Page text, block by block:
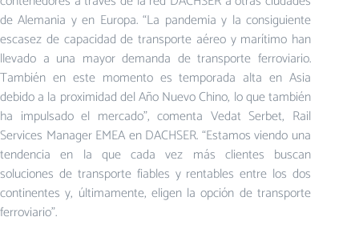
de Alemania y en Europa. “La pandemia y la consiguiente
escasez de capacidad de transporte aéreo y marítimo han
llevado a una mayor demanda de transporte ferroviario.
También en este momento es temporada alta en Asia
debido a la proximidad del Año Nuevo Chino, lo que también
ha impulsado el mercado”, comenta Vedat Serbet, Rail
Services Manager EMEA en DACHSER. “Estamos viendo una
tendencia en la que cada vez más clientes buscan
soluciones de transporte fiables y rentables entre los dos
continentes y, últimamente, eligen la opción de transporte
ferroviario”.